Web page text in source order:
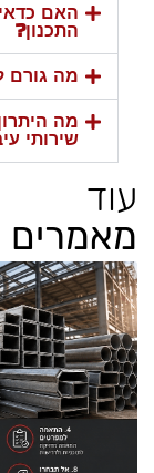
האם
התכנון?
מה גורם
מה
שירותי
עוד
מאמרים